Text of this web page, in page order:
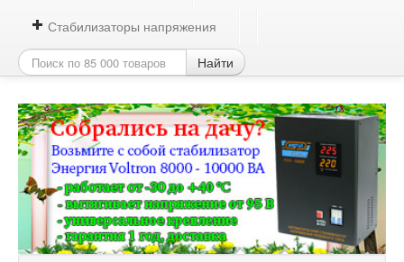
Стабилизаторы напряжения
Найти